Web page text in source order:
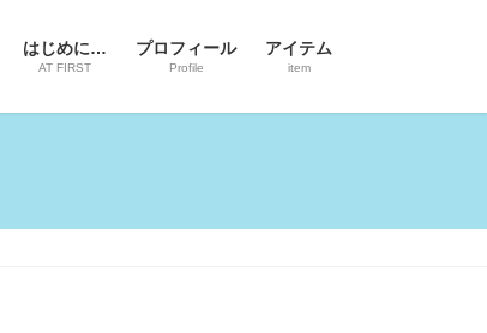
はじめに…
AT FIRST
プロフィール
Profile
アイテム
item